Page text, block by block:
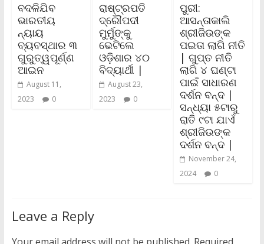
ବଦଳିଯିବ
ଭାରତୀୟ
ନ୍ୟାୟ
ବ୍ୟବସ୍ଥାର ୩
ଗୁରୁତ୍ୱପୂର୍ଣ୍ଣ
ଆଇନ
August 11,
2023
0
ରାଷ୍ଟ୍ରପତି
ଦ୍ରୌପଦୀ
ମୁର୍ମୁଙ୍କୁ
ଭେଟିଲେ
ଓଡ଼ିଶାର ୪୦
ବିଦ୍ୟାର୍ଥୀ |
August 23,
2023
0
ପୁରୀ:
ଆସନ୍ତାକାଲି
ଶ୍ରୀଜିଉଙ୍କ
ପଇତା ଲାଗି ନୀତି
| ଗୁପ୍ତ ନୀତି
ଲାଗି ୪ ଘଣ୍ଟା
ପାଇଁ ସାଧାରଣ
ଦର୍ଶନ ବନ୍ଦ |
ସନ୍ଧ୍ୟା ୫ଟାରୁ
ରାତି ୯ଟା ଯାଏଁ
ଶ୍ରୀଜିଉଙ୍କ
ଦର୍ଶନ ବନ୍ଦ |
November 24,
2024
0
Leave a Reply